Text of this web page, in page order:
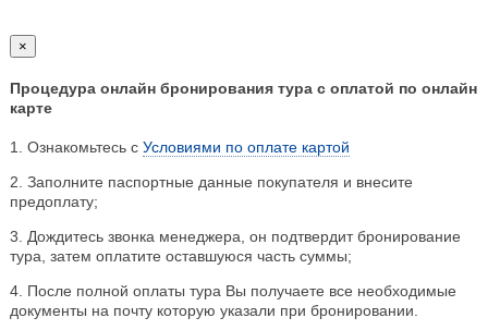
×
Процедура онлайн бронирования тура с оплатой по онлайн
карте
1. Ознакомьтесь с Условиями по оплате картой
2. Заполните паспортные данные покупателя и внесите
предоплату;
3. Дождитесь звонка менеджера, он подтвердит бронирование
тура, затем оплатите оставшуюся часть суммы;
4. После полной оплаты тура Вы получаете все необходимые
документы на почту которую указали при бронировании.